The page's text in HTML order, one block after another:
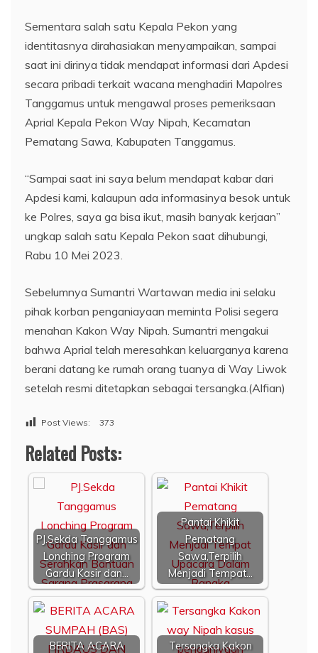
Sementara salah satu Kepala Pekon yang
identitasnya dirahasiakan menyampaikan, sampai
saat ini dirinya tidak mendapat informasi dari Apdesi
secara pribadi terkait wacana menghadiri Mapolres
Tanggamus untuk mengawal proses pemeriksaan
Aprial Kepala Pekon Way Nipah, Kecamatan
Pematang Sawa, Kabupaten Tanggamus.
“Sampai saat ini saya belum mendapat kabar dari
Apdesi kami, kalaupun ada informasinya besok untuk
ke Polres, saya ga bisa ikut, masih banyak kerjaan”
ungkap salah satu Kepala Pekon saat dihubungi,
Rabu 10 Mei 2023.
Sebelumnya Sumantri Wartawan media ini selaku
pihak korban penganiayaan meminta Polisi segera
menahan Kakon Way Nipah. Sumantri mengakui
bahwa Aprial telah meresahkan keluarganya karena
berani datang ke rumah orang tuanya di Way Liwok
setelah resmi ditetapkan sebagai tersangka.(Alfian)
Post Views: 373
Related Posts:
PJ.Sekda Tanggamus
Lonching Program
Gardu Kasir dan…
Pantai Khikit
Pematang
Sawa,Terpilih
Menjadi Tempat…
BERITA ACARA
Tersangka Kakon